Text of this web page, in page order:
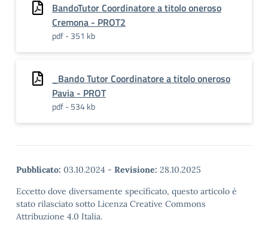
BandoTutor Coordinatore a titolo oneroso
Cremona - PROT2
pdf - 351 kb
_Bando Tutor Coordinatore a titolo oneroso
Pavia - PROT
pdf - 534 kb
Pubblicato: 03.10.2024 - Revisione: 28.10.2025
Eccetto dove diversamente specificato, questo articolo è
stato rilasciato sotto Licenza Creative Commons
Attribuzione 4.0 Italia.